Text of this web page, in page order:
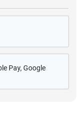
Pay, Google